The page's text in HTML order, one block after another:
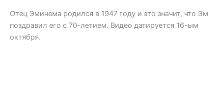
Отец Эминема родился в 1947 году и это значит, что Эм
поздравил его с 70-летием. Видео датируется 16-ым
октября.